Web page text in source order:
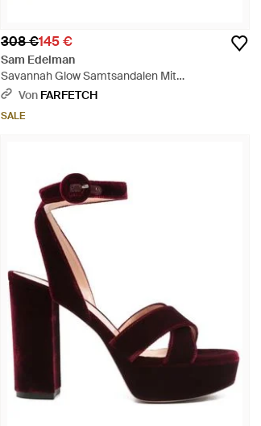
308 €145 €
Sam Edelman
Savannah Glow Samtsandalen Mit
Kristallschnalle - Lila
Von FARFETCH
SALE